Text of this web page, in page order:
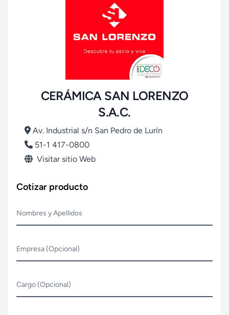
CERÁMICA SAN LORENZO
S.A.C.
Av. Industrial s/n San Pedro de Lurín
51-1 417-0800
Visitar sitio Web
Cotizar producto
Nombres y Apellidos
Empresa (Opcional)
Cargo (Opcional)